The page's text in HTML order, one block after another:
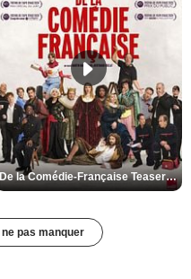
De la Comédie-Française Teaser VF
pas manquer